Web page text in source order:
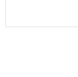
수 있